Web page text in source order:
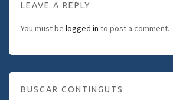
LEAVE A REPLY
You must be logged in to post a comment.
BUSCAR CONTINGUTS